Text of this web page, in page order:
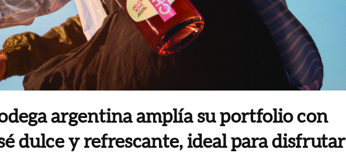
argentina amplía su portfolio con
dulce y refrescante, ideal para disfrutar